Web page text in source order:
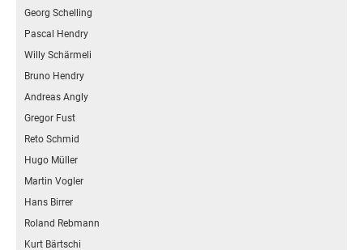
Georg Schelling
Pascal Hendry
Willy Schärmeli
Bruno Hendry
Andreas Angly
Gregor Fust
Reto Schmid
Hugo Müller
Martin Vogler
Hans Birrer
Roland Rebmann
Kurt Bärtschi